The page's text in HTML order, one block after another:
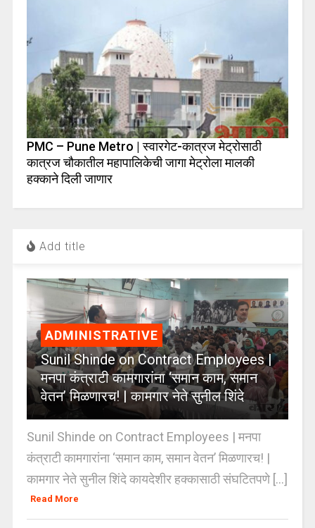
PMC – Pune Metro | स्वारगेट-कात्रज मेट्रोसाठी
कात्रज चौकातील महापालिकेची जागा मेट्रोला मालकी
हक्काने दिली जाणार
Add title
ADMINISTRATIVE
Sunil Shinde on Contract Employees |
मनपा कंत्राटी कामगारांना ‘समान काम, समान
वेतन’ मिळणारच! | कामगार नेते सुनील शिंदे
Sunil Shinde on Contract Employees | मनपा
कंत्राटी कामगारांना ‘समान काम, समान वेतन’ मिळणारच! |
कामगार नेते सुनील शिंदे कायदेशीर हक्कासाठी संघटितपणे [...]
Read More